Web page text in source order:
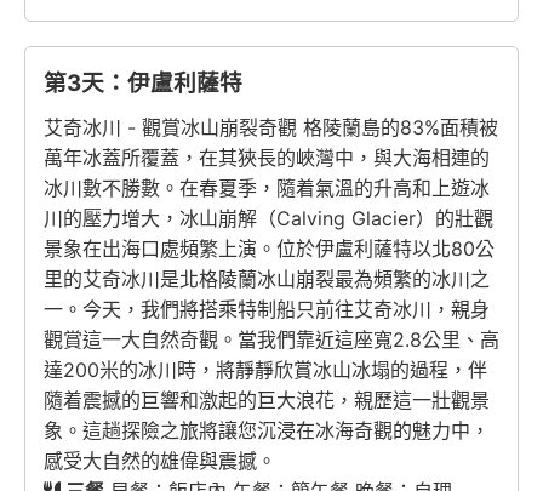
第3天：伊盧利薩特
艾奇冰川 - 觀賞冰山崩裂奇觀 格陵蘭島的83%面積被
萬年冰蓋所覆蓋，在其狹長的峽灣中，與大海相連的
冰川數不勝數。在春夏季，隨着氣溫的升高和上遊冰
川的壓力增大，冰山崩解（Calving Glacier）的壯觀
景象在出海口處頻繁上演。位於伊盧利薩特以北80公
里的艾奇冰川是北格陵蘭冰山崩裂最為頻繁的冰川之
一。今天，我們將搭乘特制船只前往艾奇冰川，親身
觀賞這一大自然奇觀。當我們靠近這座寬2.8公里、高
達200米的冰川時，將靜靜欣賞冰山冰塌的過程，伴
隨着震撼的巨響和激起的巨大浪花，親歷這一壯觀景
象。這趟探險之旅將讓您沉浸在冰海奇觀的魅力中，
感受大自然的雄偉與震撼。